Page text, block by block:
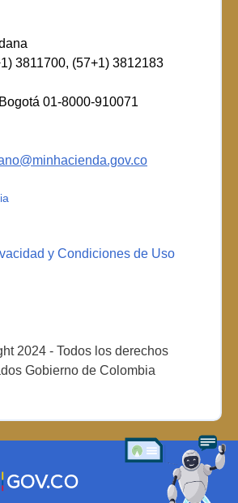
3811700, (57+1) 3812183
01-8000-910071
y Condiciones de Uso
2024 - Todos los derechos
Gobierno de Colombia